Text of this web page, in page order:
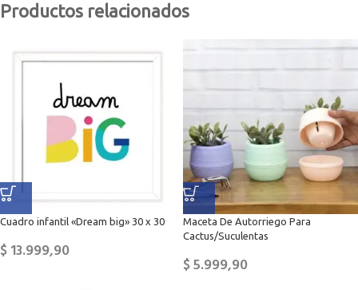
Productos relacionados
Cuadro infantil «Dream big» 30 x 30
$13.999,90
Maceta De Autorriego Para
Cactus/Suculentas
$5.999,90